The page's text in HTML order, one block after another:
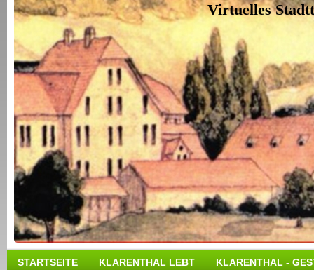
Virtuelles
STARTSEITE KLARENTHAL LEBT KLARENTHAL -